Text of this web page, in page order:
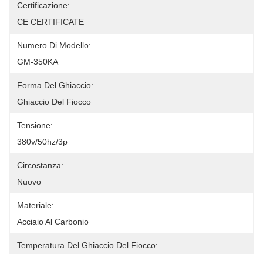
Certificazione:
CE CERTIFICATE
Numero Di Modello:
GM-350KA
Forma Del Ghiaccio:
Ghiaccio Del Fiocco
Tensione:
380v/50hz/3p
Circostanza:
Nuovo
Materiale:
Acciaio Al Carbonio
Temperatura Del Ghiaccio Del Fiocco: